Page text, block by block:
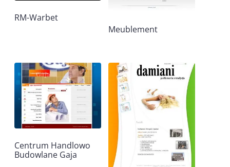
RM-Warbet
Meublement
Centrum Handlowo
Budowlane Gaja